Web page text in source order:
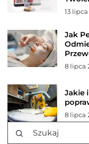
13
Jak
8 lipca
Jakie
8 lipca